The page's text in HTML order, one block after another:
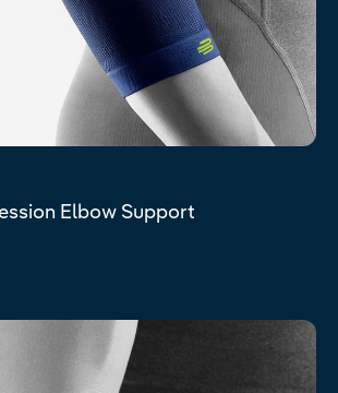
Bewertung von 5 von 5 Sternen
Elbow Support